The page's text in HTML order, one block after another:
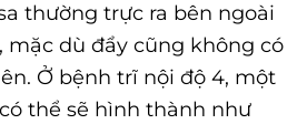
thường trực ra bên ngoài
mặc dù đẩy cũng không có
Ở bệnh trĩ nội độ 4, một
thể sẽ hình thành như